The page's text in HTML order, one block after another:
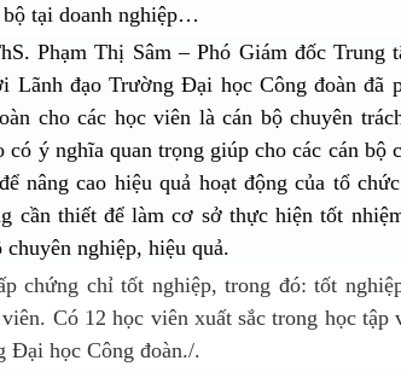
tại doanh nghiệp…
Phạm Thị Sâm – Phó Giám đốc Trung
đạo Trường Đại học Công đoàn đã
cho các học viên là cán bộ chuyên
ý nghĩa quan trọng giúp cho các cán bộ
nâng cao hiệu quả hoạt động của tổ
cần thiết để làm cơ sở thực hiện tốt
nghiệp, hiệu quả.
chứng chỉ tốt nghiệp, trong đó: tốt
Có 12 học viên xuất sắc trong học tập
Đại học Công đoàn./.